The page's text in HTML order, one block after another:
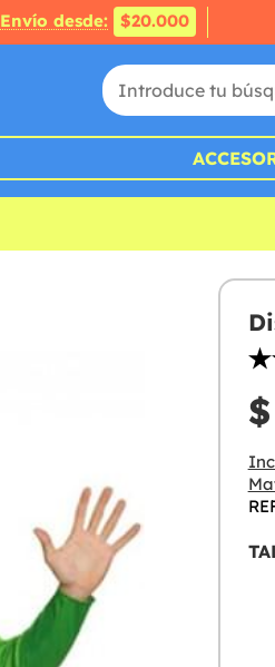
Envío desde: $20.000